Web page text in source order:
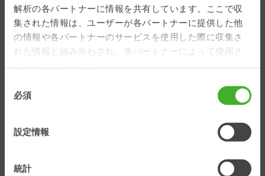
解析の各パートナーに情報を共有しています。ここで収
集された情報は、ユーザーが各パートナーに提供した他
の情報や各パートナーのサービスを使用した際に収集さ
れた情報と組み合わされ、各パートナーによって使用さ
必須
設定情報
統計
Support Web
Use this platform to:
• Search and view technical
• View electrical and hydraulic